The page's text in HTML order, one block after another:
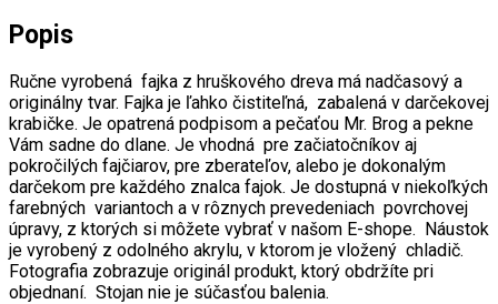
Popis
Ručne vyrobená fajka z hruškového dreva má nadčasový a
originálny tvar. Fajka je ľahko čistiteľná, zabalená v darčekovej
krabičke. Je opatrená podpisom a pečaťou Mr. Brog a pekne
Vám sadne do dlane. Je vhodná pre začiatočníkov aj
pokročilých fajčiarov, pre zberateľov, alebo je dokonalým
darčekom pre každého znalca fajok. Je dostupná v niekoľkých
farebných variantoch a v rôznych prevedeniach povrchovej
úpravy, z ktorých si môžete vybrať v našom E-shope. Náustok
je vyrobený z odolného akrylu, v ktorom je vložený chladič.
Fotografia zobrazuje originál produkt, ktorý obdržíte pri
objednaní. Stojan nie je súčasťou balenia.